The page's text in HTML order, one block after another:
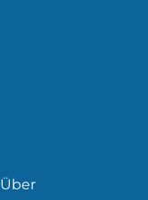
Über